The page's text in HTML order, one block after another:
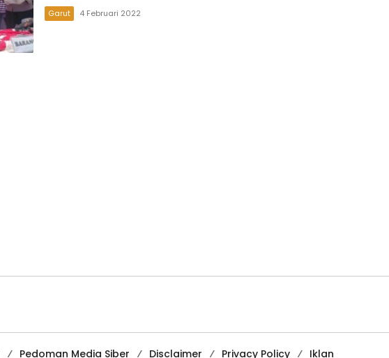
Garut 4 Februari 2022
Pedoman Media Siber Disclaimer Privacy Policy Iklan